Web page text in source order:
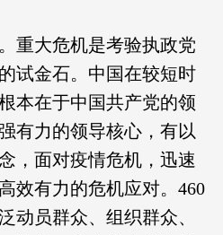
重大危机是考验执政党
试金石。中国在较短时
本在于中国共产党的领
有力的领导核心，有以
，面对疫情危机，迅速
效有力的危机应对。460
动员群众、组织群众、